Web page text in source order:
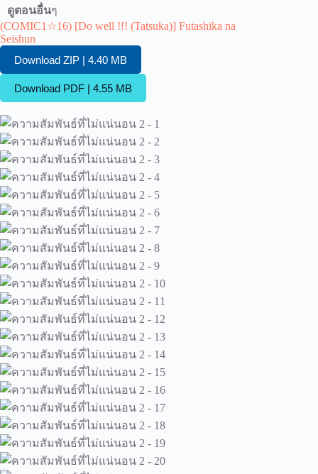
ดูตอนอื่นๆ
(COMIC1☆16) [Do well !!! (Tatsuka)] Futashika na
Seishun
Download ZIP | 4.40 MB
Download PDF | 4.55 MB